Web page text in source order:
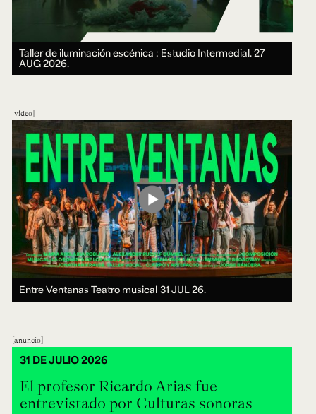
Taller de iluminación escénica : Estudio Intermedial.27
AUG 2026.
video
Entre Ventanas Teatro musical 31 JUL 26.
anuncio
El profesor Ricardo Arias fue
entrevistado por Culturas sonoras
31 DE JULIO 2026